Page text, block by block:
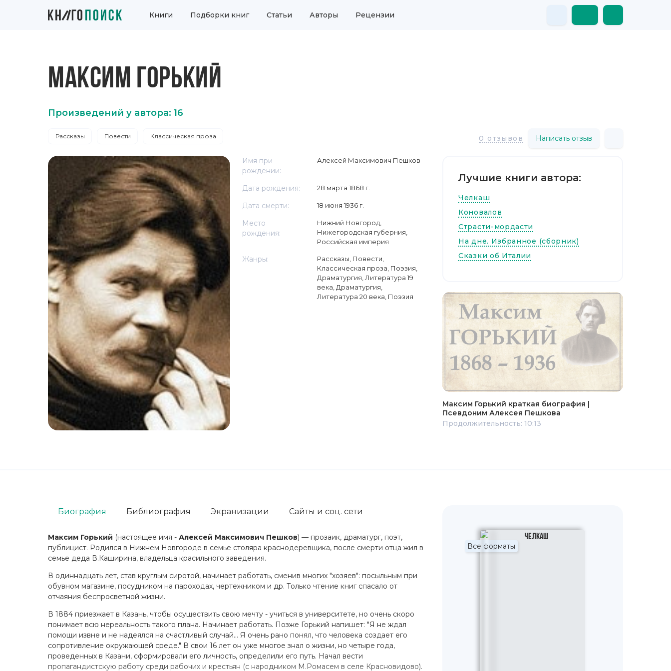
Книги Подборки книг Статьи Авторы Рецензии
МАКСИМ ГОРЬКИЙ
Произведений у автора: 16
Рассказы Повести Классическая проза 0 отзывов Написать отзыв
Имя при
рождении:
Алексей Максимович Пешков
Дата рождения: 28 марта 1868 г.
Дата смерти: 18 июня 1936 г.
Место
рождения:
Нижний Новгород,
Нижегородская губерния,
Российская империя
Жанры: Рассказы Повести
Классическая проза Поэзия,
Драматургия Литература 19
века Драматургия
Литература 20 века Поэзия
Лучшие книги автора:
Челкаш
Коновалов
Страсти-мордасти
На дне. Избранное (сборник)
Сказки об Италии
Максим Горький краткая биография |
Псевдоним Алексея Пешкова
Продолжительность: 10:13
Максим Горький (настоящее имя - Алексей Максимович Пешков) — прозаик, драматург, поэт,
публицист. Родился в Нижнем Новгороде в семье столяра краснодеревщика, после смерти отца жил в
семье деда В.Каширина, владельца красильного заведения.
В одиннадцать лет, став круглым сиротой, начинает работать, сменив многих "хозяев": посыльным при
обувном магазине, посудником на пароходах, чертежником и др. Только чтение книг спасало от
отчаяния беспросветной жизни.
В 1884 приезжает в Казань, чтобы осуществить свою мечту - учиться в университете, но очень скоро
понимает всю нереальность такого плана. Начинает работать. Позже Горький напишет: "Я не ждал
помощи извне и не надеялся на счастливый случай... Я очень рано понял, что человека создает его
сопротивление окружающей среде." В свои 16 лет он уже многое знал о жизни, но четыре года,
проведенных в Казани, сформировали его личность, определили его путь. Начал вести
пропагандистскую работу среди рабочих и крестьян (с народником М.Ромасем в селе Красновидово).
Биография Библиография Экранизации Сайты и соц. сети
Все форматы